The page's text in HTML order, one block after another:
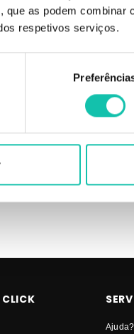
que as podem
respetivos serviços.
e tripé com rodas de
depilação